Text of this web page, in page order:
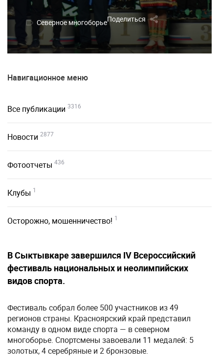
Северное многоборьеПоделиться
Навигационное меню
Все публикации 3316
Новости 2877
Фотоотчеты 436
Клубы 1
Осторожно, мошенничество! 1
В Сыктывкаре завершился IV Всероссийский
фестиваль национальных и неолимпийских
видов спорта.
Фестиваль собрал более 500 участников из 49
регионов страны. Красноярский край представил
команду в одном виде спорта — в северном
многоборье. Спортсмены завоевали 11 медалей: 5
золотых, 4 серебряные и 2 бронзовые.